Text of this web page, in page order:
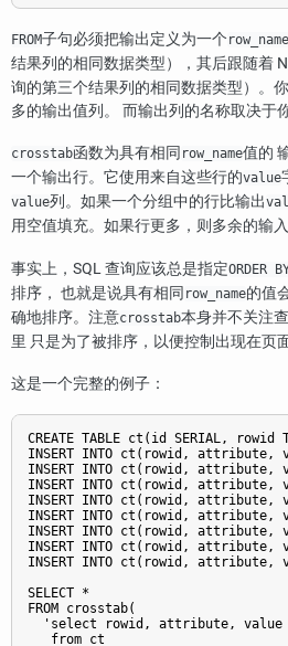
FROM子句必须把输出定义为一个 row_name
结果列的相同数据类型），其后跟随着
询的第三个结果列的相同数据类型）。
多的输出值列。 而输出列的名称取决于你
crosstab函数为具有相同 row_name值的
一个输出行。它使用来自这些行的value
value列。如果一个分组中的行比输出
用空值填充。如果行更多，则多余的输入
事实上，SQL 查询应该总是指定ORDER
排序， 也就是说具有相同 row_name的值
确地排序。注意crosstab本身并不关注
里 只是为了被排序，以便控制出现在页
这是一个完整的例子：
CREATE TABLE ct(id SERIAL,
INSERT INTO ct(rowid,
INSERT INTO ct(rowid,
INSERT INTO ct(rowid,
INSERT INTO ct(rowid,
INSERT INTO ct(rowid,
INSERT INTO ct(rowid,
INSERT INTO ct(rowid,
INSERT INTO ct(rowid,
SELECT *
FROM crosstab(
  'select rowid, attribute, value
   from ct